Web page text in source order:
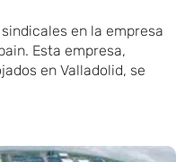
en la empresa
Esta empresa,
en Valladolid, se